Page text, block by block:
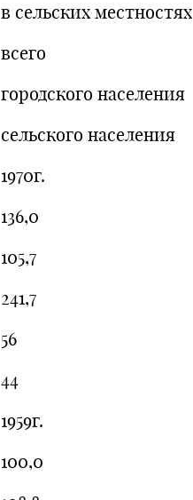
в сельских местностях
всего
городского населения
сельского населения
1970г.
136,0
105,7
241,7
56
44
1959г.
100,0